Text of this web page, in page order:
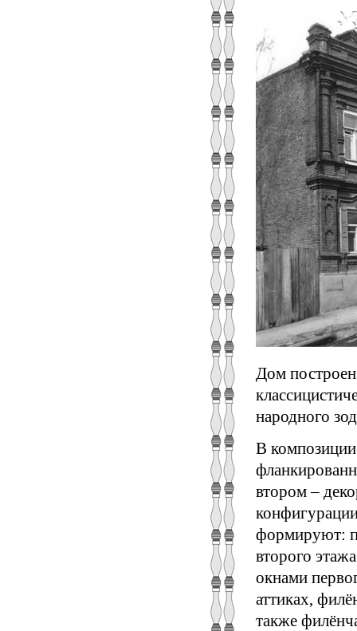
Дом
народного
В
втором –
формируют:
второго
окнами
аттиках,
также